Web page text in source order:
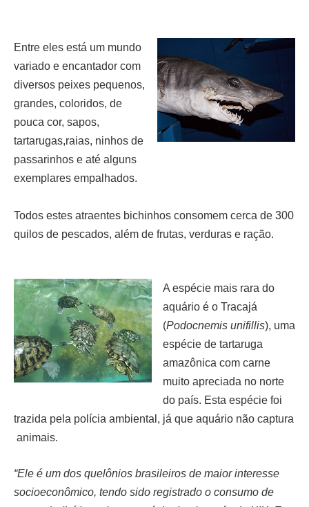
Entre eles está um mundo
variado e encantador com
diversos peixes pequenos,
grandes, coloridos, de
pouca cor, sapos,
tartarugas,raias, ninhos de
passarinhos e até alguns
exemplares empalhados.
Todos estes atraentes bichinhos consomem cerca de 300
quilos de pescados, além de frutas, verduras e ração.
A espécie mais rara do
aquário é o Tracajá
(Podocnemis unifillis), uma
espécie de tartaruga
amazônica com carne
muito apreciada no norte
do país. Esta espécie foi
trazida pela polícia ambiental, já que aquário não captura
animais.
“Ele é um dos quelônios brasileiros de maior interesse
socioeconômico, tendo sido registrado o consumo de